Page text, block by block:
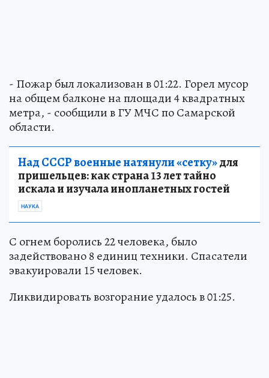
- Пожар был локализован в 01:22. Горел мусор
на общем балконе на площади 4 квадратных
метра, - сообщили в ГУ МЧС по Самарской
области.
Над СССР военные натянули «сетку»для
пришельцев: как страна 13 лет тайно
искала и изучала инопланетных гостей
НАУКА
С огнем боролись 22 человека, было
задействовано 8 единиц техники. Спасатели
эвакуировали 15 человек.
Ликвидировать возгорание удалось в 01:25.